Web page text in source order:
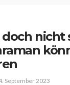
nicht
September 2023